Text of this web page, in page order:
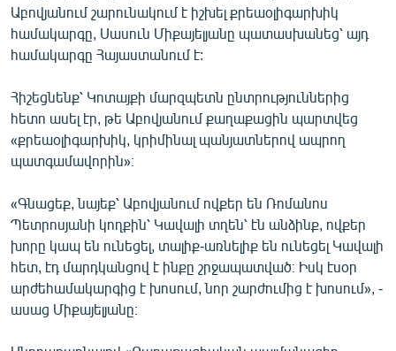
Աբովյանում շարունակում է իշխել քրեաօլիգարխիկ
համակարգը, Սասուն Միքայելյանը պատասխանեց՝ այդ
համակարգը Հայաստանում է:
Հիշեցնենք՝ Կոտայքի մարզպետն ընտրություններից
հետո ասել էր, թե Աբովյանում քաղաքացին պարտվեց
«քրեաօլիգարխիկ, կրիմինալ պանյատներով ապրող
պատգամավորին»։
«Գնացեք, նայեք՝ Աբովյանում ովքեր են Ռոմանոս
Պետրոսյանի կողքին՝ Կավալի տղեն՝ էն անձինք, ովքեր
խորը կապ են ունեցել, տալիք-առնելիք են ունեցել Կավալի
հետ, էդ մարդկանցով է ինքը շրջապատված։ Իսկ էսօր
արժեհամակարգից է խոսում, նոր շարժումից է խոսում», -
ասաց Միքայելյանը։